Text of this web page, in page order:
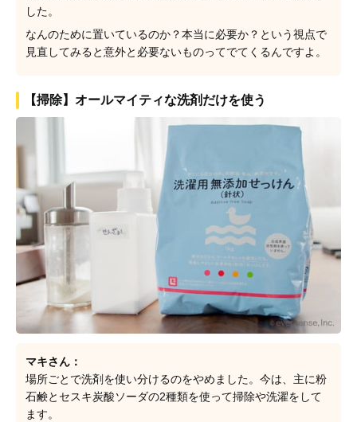
した。
なんのために置いているのか？本当に必要か？という視点で
見直してみると意外と必要ないものってでてくるんですよ。
【掃除】オールマイティな洗剤だけを使う
マキさん：
場所ごとで洗剤を使い分けるのをやめました。今は、主に粉
石鹸とセスキ炭酸ソーダの2種類を使って掃除や洗濯をして
ます。